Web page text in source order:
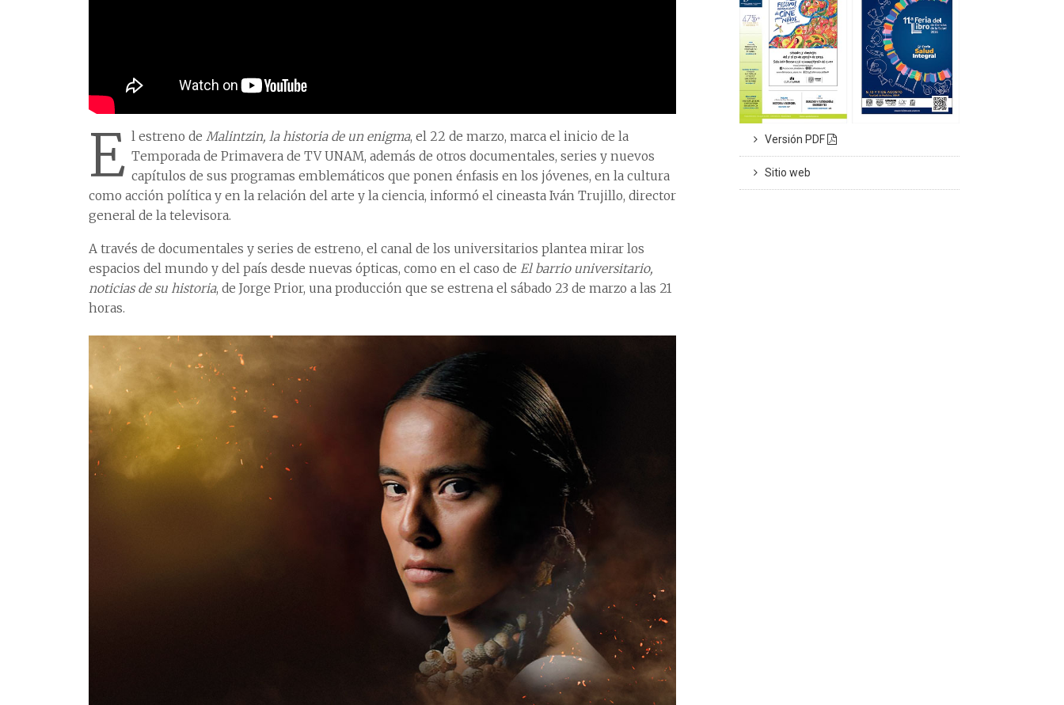
E l estreno de Malintzin, la historia de un enigma, el 22 de marzo, marca el inicio de la
Temporada de Primavera de TV UNAM, además de otros documentales, series y nuevos
capítulos de sus programas emblemáticos que ponen énfasis en los jóvenes, en la cultura
como acción política y en la relación del arte y la ciencia, informó el cineasta Iván Trujillo, director
general de la televisora.
A través de documentales y series de estreno, el canal de los universitarios plantea mirar los
espacios del mundo y del país desde nuevas ópticas, como en el caso de El barrio universitario,
noticias de su historia, de Jorge Prior, una producción que se estrena el sábado 23 de marzo a las 21
horas.
Versión PDF
Sitio web